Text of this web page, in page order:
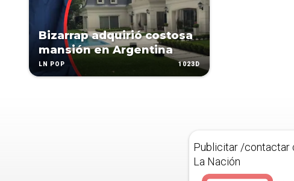
Bizarrap adquirió costosa
mansión en Argentina
LN POP 1023D
Publicitar /contactar
La Nación